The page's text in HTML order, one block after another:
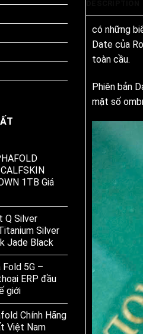
1TB Giá
Q Silver
Silver
Jade Black
5G –
ERP đầu
giới
Chính Hãng
Việt Nam
có những
Date của
toàn cầu.
Phiên bản
mặt số